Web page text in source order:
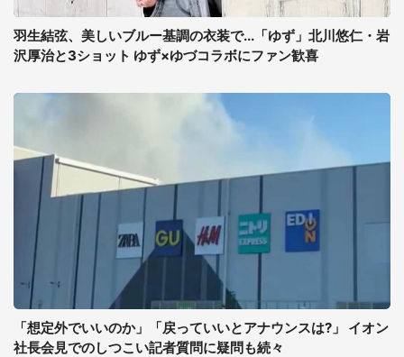
羽生結弦、美しいブルー基調の衣装で...「ゆず」北川悠仁・岩
沢厚治と3ショット ゆず×ゆづコラボにファン歓喜
「想定外でいいのか」「戻っていいとアナウンスは?」 イオン
社長会見でのしつこい記者質問に疑問も続々